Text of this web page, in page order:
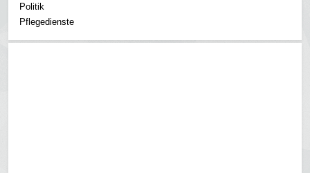
Politik
Pflegedienste